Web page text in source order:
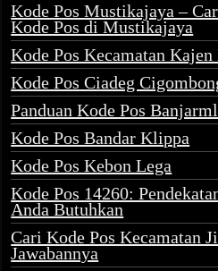
Kode Pos Mustikajaya –
Kode Pos di Mustikajaya
Kode Pos Kecamatan
Kode Pos Ciadeg
Panduan Kode Pos
Kode Pos Bandar Klippa
Kode Pos Kebon Lega
Kode Pos 14260:
Anda Butuhkan
Cari Kode Pos Kecamatan
Jawabannya